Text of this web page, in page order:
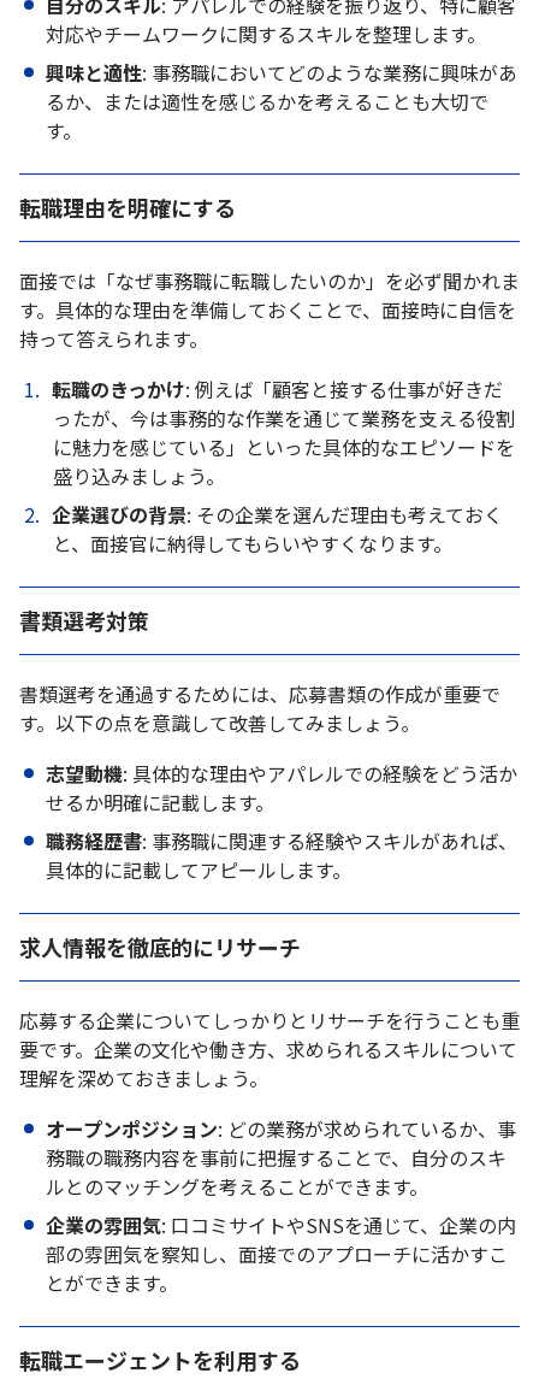
対応やチームワークに関するスキルを整理します。
興味と適性: 事務職においてどのような業務に興味があ
るか、または適性を感じるかを考えることも大切で
す。
転職理由を明確にする
面接では「なぜ事務職に転職したいのか」を必ず聞かれま
す。具体的な理由を準備しておくことで、面接時に自信を
持って答えられます。
転職のきっかけ: 例えば「顧客と接する仕事が好きだ
ったが、今は事務的な作業を通じて業務を支える役割
に魅力を感じている」といった具体的なエピソードを
盛り込みましょう。
企業選びの背景: その企業を選んだ理由も考えておく
と、面接官に納得してもらいやすくなります。
書類選考対策
書類選考を通過するためには、応募書類の作成が重要で
す。以下の点を意識して改善してみましょう。
志望動機: 具体的な理由やアパレルでの経験をどう活か
せるか明確に記載します。
職務経歴書: 事務職に関連する経験やスキルがあれば、
具体的に記載してアピールします。
求人情報を徹底的にリサーチ
応募する企業についてしっかりとリサーチを行うことも重
要です。企業の文化や働き方、求められるスキルについて
理解を深めておきましょう。
オープンポジション: どの業務が求められているか、事
務職の職務内容を事前に把握することで、自分のスキ
ルとのマッチングを考えることができます。
企業の雰囲気: 口コミサイトやSNSを通じて、企業の内
部の雰囲気を察知し、面接でのアプローチに活かすこ
とができます。
転職エージェントを利用する